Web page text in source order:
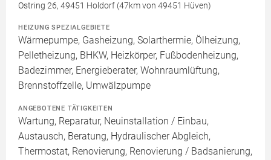
Ostring 26, 49451 Holdorf (47km von 49451 Hüven)
HEIZUNG SPEZIALGEBIETE
Wärmepumpe, Gasheizung, Solarthermie, Ölheizung,
Pelletheizung, BHKW, Heizkörper, Fußbodenheizung,
Badezimmer, Energieberater, Wohnraumlüftung,
Brennstoffzelle, Umwälzpumpe
ANGEBOTENE TÄTIGKEITEN
Wartung, Reparatur, Neuinstallation / Einbau,
Austausch, Beratung, Hydraulischer Abgleich,
Thermostat, Renovierung, Renovierung / Badsanierung,